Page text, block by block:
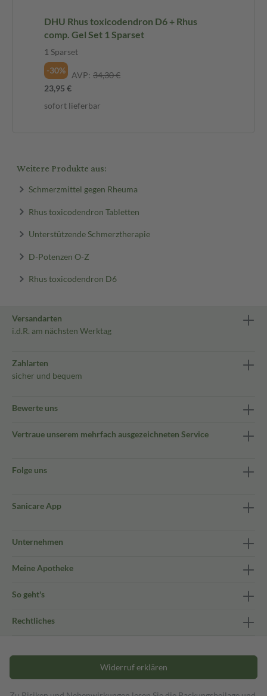
DHU Rhus toxicodendron D6 + Rhus
comp. Gel Set 1 Sparset
1 Sparset
-30%
AVP: 34,30 €
23,95 €
sofort lieferbar
Weitere Produkte aus:
Schmerzmittel gegen Rheuma
Rhus toxicodendron Tabletten
Unterstützende Schmerztherapie
D-Potenzen O-Z
Rhus toxicodendron D6
Versandarten
i.d.R. am nächsten Werktag
Zahlarten
sicher und bequem
Bewerte uns
Vertraue unserem mehrfach ausgezeichneten Service
Folge uns
Sanicare App
Unternehmen
Meine Apotheke
So geht's
Rechtliches
Widerruf erklären